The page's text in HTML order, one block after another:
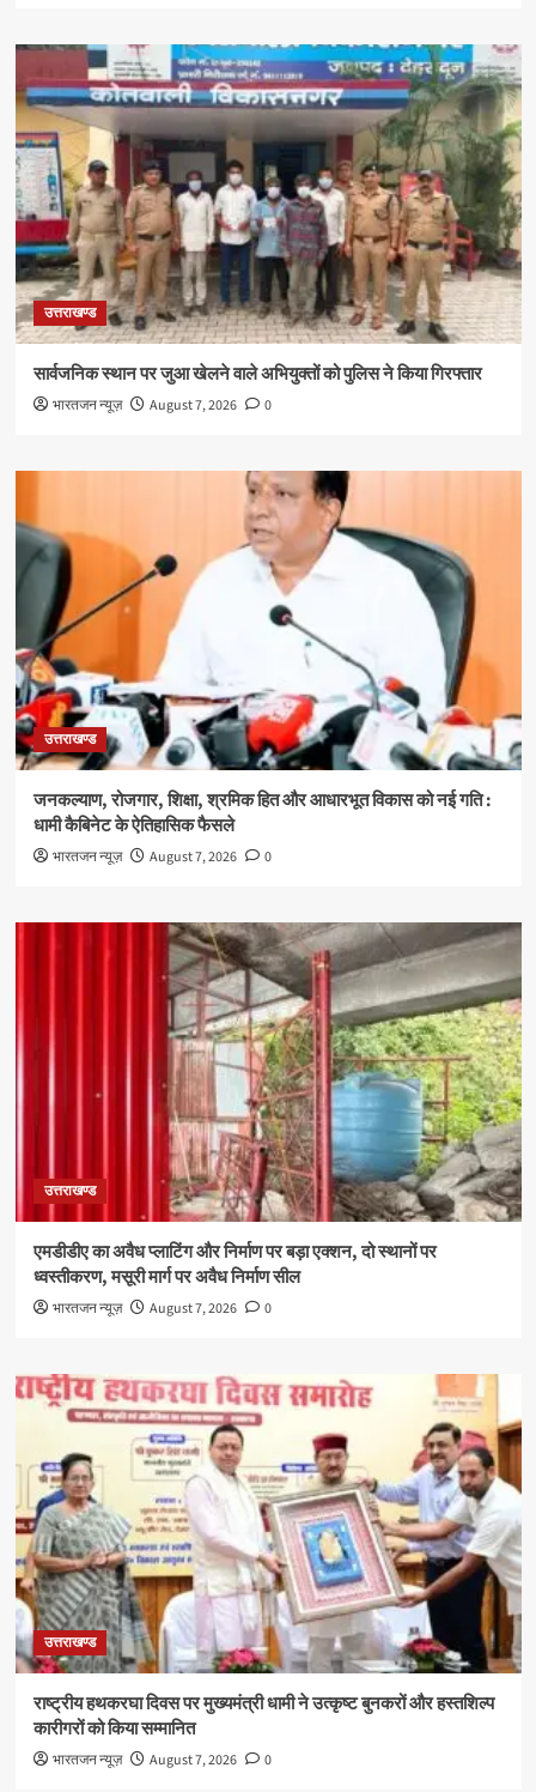
उत्तराखण्ड
सार्वजनिक स्थान पर जुआ खेलने वाले अभियुक्तों को पुलिस ने किया गिरफ्तार
भारतजन न्यूज़ August 7, 2026 0
उत्तराखण्ड
जनकल्याण, रोजगार, शिक्षा, श्रमिक हित और आधारभूत विकास को नई गति :
धामी कैबिनेट के ऐतिहासिक फैसले
भारतजन न्यूज़ August 7, 2026 0
उत्तराखण्ड
एमडीडीए का अवैध प्लाटिंग और निर्माण पर बड़ा एक्शन, दो स्थानों पर
ध्वस्तीकरण, मसूरी मार्ग पर अवैध निर्माण सील
भारतजन न्यूज़ August 7, 2026 0
उत्तराखण्ड
राष्ट्रीय हथकरघा दिवस पर मुख्यमंत्री धामी ने उत्कृष्ट बुनकरों और हस्तशिल्प
कारीगरों को किया सम्मानित
भारतजन न्यूज़ August 7, 2026 0